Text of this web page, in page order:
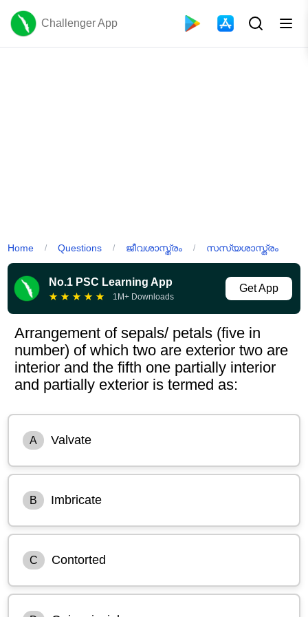
Challenger App
Home / Questions / ജീവശാസ്ത്രം / സസ്യശാസ്ത്രം
No.1 PSC Learning App
★ ★ ★ ★ ★ 1M+ Downloads
Get App
Arrangement of sepals/ petals (five in
number) of which two are exterior two are
interior and the fifth one partially interior
and partially exterior is termed as:
A Valvate
B Imbricate
C Contorted